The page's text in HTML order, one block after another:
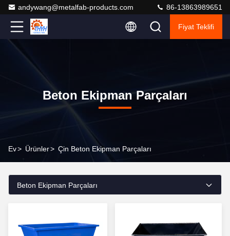
andywang@metalfab-products.com 86-13863989651
Fiyat Teklifi
Beton Ekipman Parçaları
Ev> Ürünler> Çin Beton Ekipman Parçaları
Beton Ekipman Parçaları